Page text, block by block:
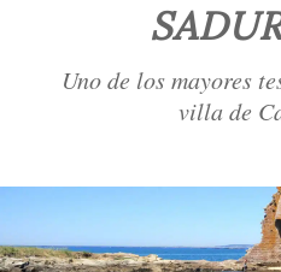
Uno de los mayores
villa de